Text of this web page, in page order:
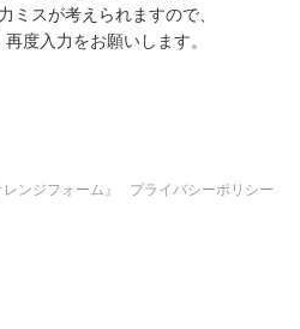
ミスが考えられますので、
度入力をお願いします。
ンジフォーム』 プライバシーポリシー